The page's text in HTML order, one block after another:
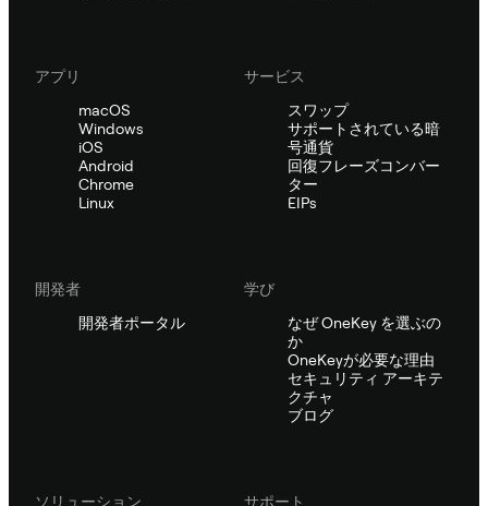
アプリ
macOS
Windows
iOS
Android
Chrome
Linux
サービス
スワップ
サポートされている暗
号通貨
回復フレーズコンバー
ター
EIPs
開発者
開発者ポータル
学び
なぜ OneKey を選ぶの
か
OneKeyが必要な理由
セキュリティ アーキテ
クチャ
ブログ
ソリューション
サポート